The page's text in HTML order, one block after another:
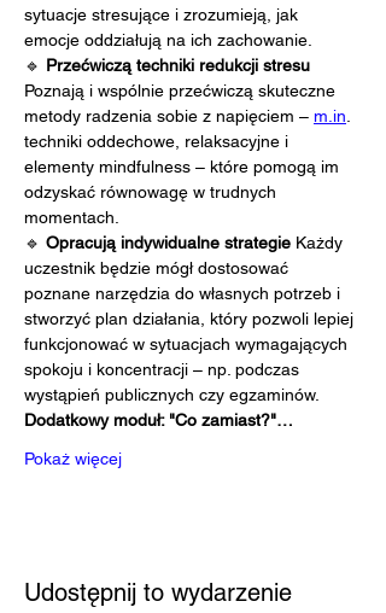
sytuacje stresujące i zrozumieją, jak
emocje oddziałują na ich zachowanie.
🔹 Przećwiczą techniki redukcji stresu
Poznają i wspólnie przećwiczą skuteczne
metody radzenia sobie z napięciem – m.in
techniki oddechowe, relaksacyjne i
elementy mindfulness – które pomogą im
odzyskać równowagę w trudnych
momentach.
🔹 Opracują indywidualne strategie Każdy
uczestnik będzie mógł dostosować
poznane narzędzia do własnych potrzeb i
stworzyć plan działania, który pozwoli lepiej
funkcjonować w sytuacjach wymagających
spokoju i koncentracji – np. podczas
wystąpień publicznych czy egzaminów.
Dodatkowy moduł: "Co zamiast?"…
Pokaż więcej
Udostępnij to wydarzenie